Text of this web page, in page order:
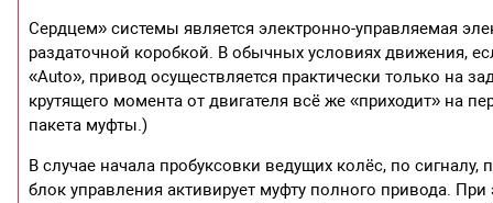
Сердцем» системы является электронно-управляемая
раздаточной коробкой. В обычных условиях движения,
«Auto», привод осуществляется практически только на
крутящего момента от двигателя всё же «приходит» на
пакета муфты.)
В случае начала пробуксовки ведущих колёс, по
блок управления активирует муфту полного привода.